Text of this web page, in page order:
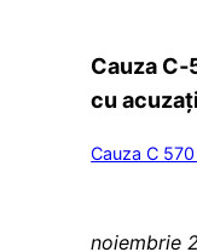
Cauza
cu
Cauza C
noiembrie